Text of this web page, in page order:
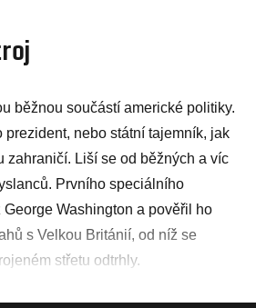
běžnou součástí americké politiky.
nebo státní tajemník, jak
zahraničí. Liší se od běžných a víc
Prvního speciálního
Washington a pověřil ho
s Velkou Británií, od níž se
střetu odtrhly.